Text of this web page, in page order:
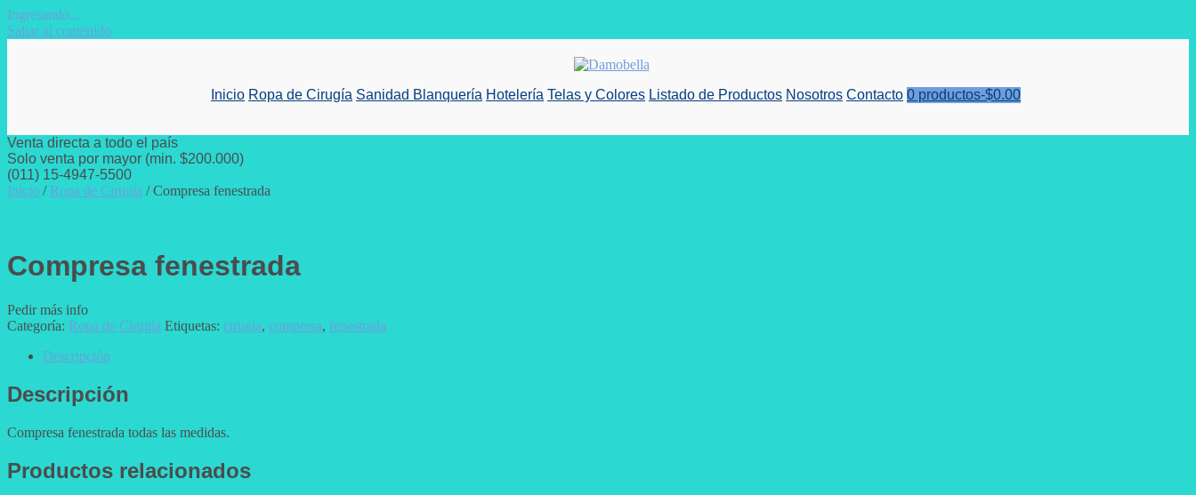
Ingresando...
Saltar al contenido
Inicio Ropa de Cirugía Sanidad Blanquería Hotelería Telas y Colores Listado de Productos Nosotros Contacto 0 productos-$0.00
Venta directa a todo el país
Solo venta por mayor (min. $200.000)
(011) 15-4947-5500
Inicio / Ropa de Cirugía / Compresa fenestrada
Compresa fenestrada
Pedir más info
Categoría: Ropa de Cirugía Etiquetas: cirugia, compresa, fenestrada
Descripción
Descripción
Compresa fenestrada todas las medidas.
Productos relacionados